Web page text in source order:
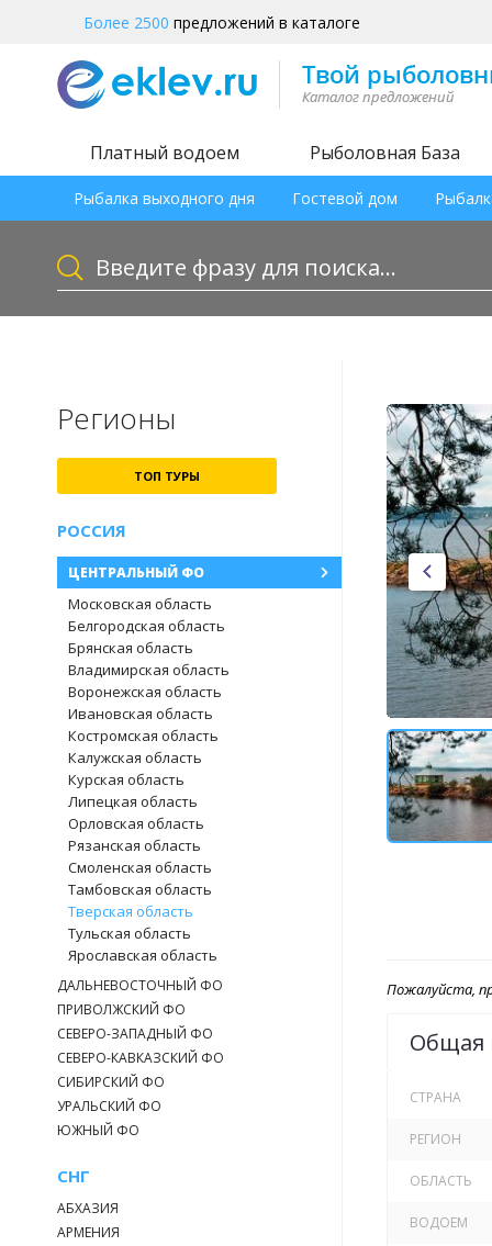
Более 2500 предложений в каталоге
Платный водоем Рыболовная База
Рыбалка выходного дня Гостевой дом
Регионы
ТОП ТУРЫ
РОССИЯ
ЦЕНТРАЛЬНЫЙ ФО
Московская область
Белгородская область
Брянская область
Владимирская область
Воронежская область
Ивановская область
Костромская область
Калужская область
Курская область
Липецкая область
Орловская область
Рязанская область
Смоленская область
Тамбовская область
Тверская область
Тульская область
Ярославская область
ДАЛЬНЕВОСТОЧНЫЙ ФО
ПРИВОЛЖСКИЙ ФО
СЕВЕРО-ЗАПАДНЫЙ ФО
СЕВЕРО-КАВКАЗСКИЙ ФО
СИБИРСКИЙ ФО
УРАЛЬСКИЙ ФО
ЮЖНЫЙ ФО
СНГ
АБХАЗИЯ
АРМЕНИЯ
Пожалуйста,
Общая
СТРАНА
РЕГИОН
ОБЛАСТЬ
ВОДОЕМ